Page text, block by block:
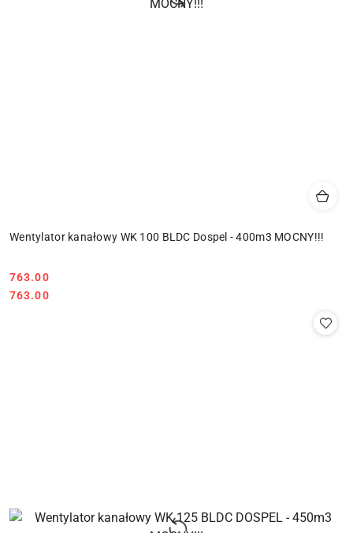
Wentylator kanałowy WK 100 BLDC Dospel - 400m3 MOCNY!!!
Cena:
763.00
Cena:
763.00